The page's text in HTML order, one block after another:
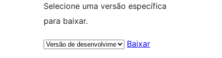
Selecione uma versão específica
para baixar.
Baixar